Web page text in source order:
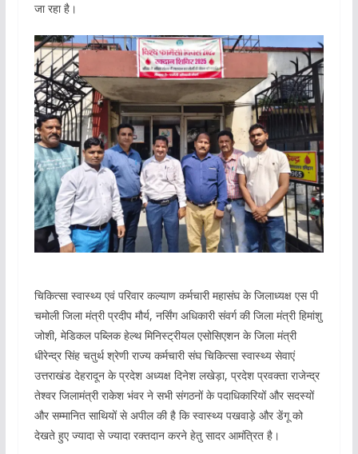
जा रहा है।
चिकित्सा स्वास्थ्य एवं परिवार कल्याण कर्मचारी महासंघ के जिलाध्यक्ष एस पी
चमोली जिला मंत्री प्रदीप मौर्य, नर्सिंग अधिकारी संवर्ग की जिला मंत्री हिमांशु
जोशी, मेडिकल पब्लिक हेल्थ मिनिस्ट्रीयल एसोसिएशन के जिला मंत्री
धीरेन्द्र सिंह चतुर्थ श्रेणी राज्य कर्मचारी संघ चिकित्सा स्वास्थ्य सेवाएं
उत्तराखंड देहरादून के प्रदेश अध्यक्ष दिनेश लखेड़ा, प्रदेश प्रवक्ता राजेन्द्र
तेश्वर जिलामंत्री राकेश भंवर ने सभी संगठनों के पदाधिकारियों और सदस्यों
और सम्मानित साथियों से अपील की है कि स्वास्थ्य पखवाड़े और डेंगू को
देखते हुए ज्यादा से ज्यादा रक्तदान करने हेतु सादर आमंत्रित है।